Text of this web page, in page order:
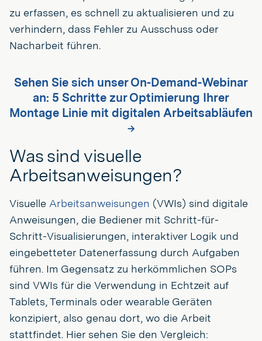
zu erfassen, es schnell zu aktualisieren und zu
verhindern, dass Fehler zu Ausschuss oder
Nacharbeit führen.
Sehen Sie sich unser On-Demand-Webinar
an: 5 Schritte zur Optimierung Ihrer
Montage Linie mit digitalen Arbeitsabläufen
→
Was sind visuelle
Arbeitsanweisungen?
Visuelle Arbeitsanweisungen (VWIs) sind digitale
Anweisungen, die Bediener mit Schritt-für-
Schritt-Visualisierungen, interaktiver Logik und
eingebetteter Datenerfassung durch Aufgaben
führen. Im Gegensatz zu herkömmlichen SOPs
sind VWIs für die Verwendung in Echtzeit auf
Tablets, Terminals oder wearable Geräten
konzipiert, also genau dort, wo die Arbeit
stattfindet. Hier sehen Sie den Vergleich: